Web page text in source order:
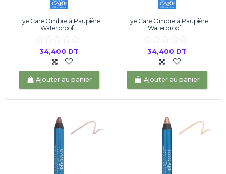
Eye Care Ombre à Paupière
Waterproof...
34,400 DT
Ajouter au panier
Eye Care Ombre à Paupière
Waterproof...
34,400 DT
Ajouter au panier